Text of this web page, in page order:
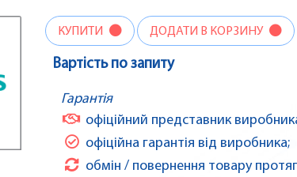
КУПИТИ ДОДАТИ В КОРЗИНУ
Вартість по запиту
Гарантія
офіційний представник
офіційна гарантія від виробника;
обмін / повернення товару